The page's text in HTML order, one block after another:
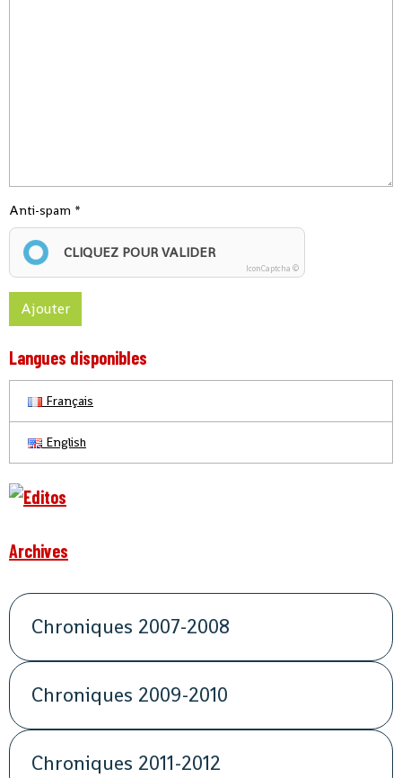
Anti-spam
CLIQUEZ POUR VALIDER
IconCaptcha ©
Ajouter
Langues disponibles
Français
English
Archives
Chroniques 2007-2008
Chroniques 2009-2010
Chroniques 2011-2012